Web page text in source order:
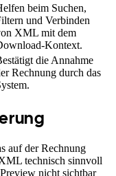
beim Suchen,
und Verbinden
XML mit dem
Kontext.
die Annahme
Rechnung durch das
auf der Rechnung
technisch sinnvoll
nicht sichtbar